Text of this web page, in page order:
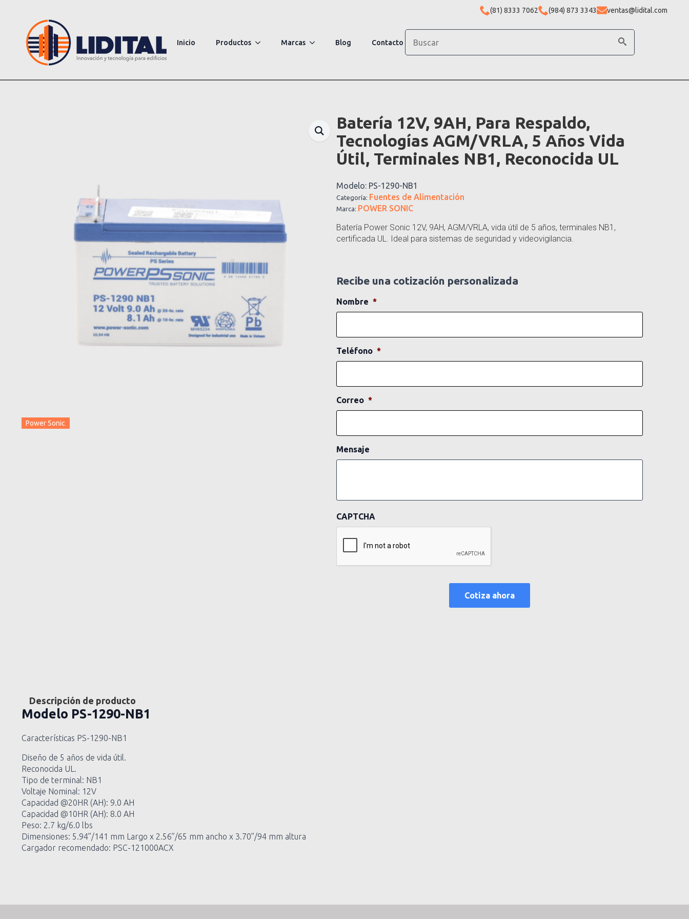
(81) 8333 7062 (984) 873 3343 ventas@lidital.com
Inicio Productos Marcas Blog Contacto
Power Sonic
Batería 12V, 9AH, Para Respaldo,
Tecnologías AGM/VRLA, 5 Años Vida
Útil, Terminales NB1, Reconocida UL
Modelo: PS-1290-NB1
Categoría: Fuentes de Alimentación
Marca: POWER SONIC
Batería Power Sonic 12V, 9AH, AGM/VRLA, vida útil de 5 años, terminales NB1,
certificada UL. Ideal para sistemas de seguridad y videovigilancia.
Recibe una cotización personalizada
Nombre *
Teléfono *
Correo *
Mensaje
CAPTCHA
Descripción de producto
Modelo PS-1290-NB1
Características PS-1290-NB1
Diseño de 5 años de vida útil.
Reconocida UL.
Tipo de terminal: NB1
Voltaje Nominal: 12V
Capacidad @20HR (AH): 9.0 AH
Capacidad @10HR (AH): 8.0 AH
Peso: 2.7 kg/6.0 lbs
Dimensiones: 5.94”/141 mm Largo x 2.56”/65 mm ancho x 3.70”/94 mm altura
Cargador recomendado: PSC-121000ACX